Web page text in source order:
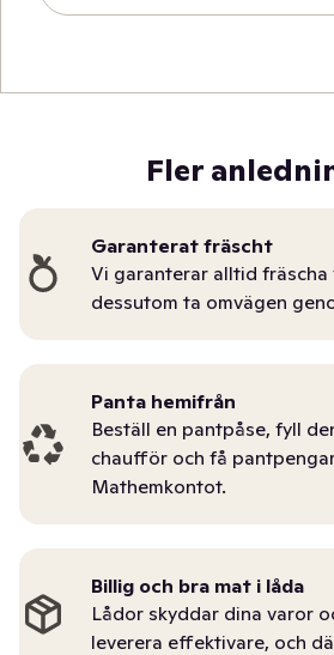
Fler
Garanterat fräscht
Vi garanterar alltid fräscha
dessutom ta omvägen
Panta hemifrån
Beställ en pantpåse, fyll
chaufför och få
Mathemkontot.
Billig och bra mat i låda
Lådor skyddar dina varor
leverera effektivare, och